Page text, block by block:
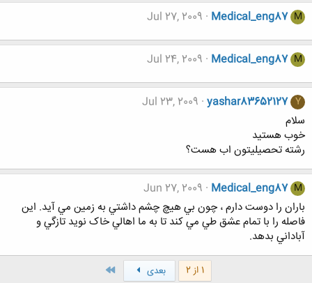
M
Medical_eng87
Jul 27, 2009
M
Medical_eng87
Jul 24, 2009
Y
yashar83652127
Jul 23, 2009
سلام
خوب هستید
رشته تحصیلیتون اب هست؟
M
Medical_eng87
Jun 27, 2009
باران را دوست دارم ، چون بي هيچ چشم داشتي به زمين مي آيد. اين
فاصله را با تمام عشق طي مي کند تا به ما اهالي خاک نويد تازگي و
آباداني بدهد.
1 از 2 بعدی